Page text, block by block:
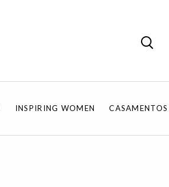
INSPIRING WOMEN CASAMENTOS